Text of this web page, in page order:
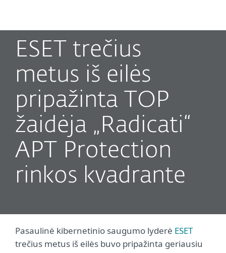
ESET trečius
metus iš eilės
pripažinta TOP
žaidėja „Radicati“
APT Protection
rinkos kvadrante
Pasaulinė kibernetinio saugumo lyderė ESET
trečius metus iš eilės buvo pripažinta geriausiu